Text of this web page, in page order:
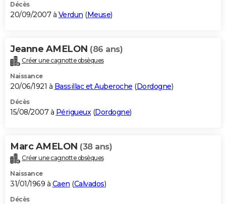
Décès
20/09/2007 à Verdun (Meuse)
Jeanne AMELON (86 ans)
Créer une cagnotte obsèques
Naissance
20/06/1921 à Bassillac et Auberoche (Dordogne)
Décès
15/08/2007 à Périgueux(Dordogne)
Marc AMELON (38 ans)
Créer une cagnotte obsèques
Naissance
31/01/1969 à Caen (Calvados)
Décès